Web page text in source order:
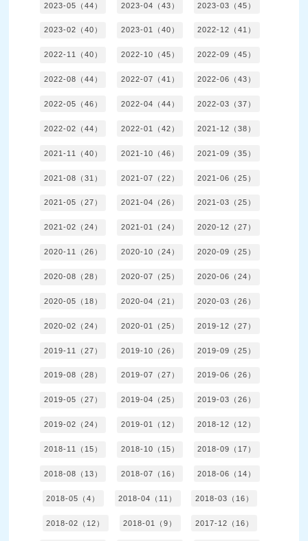
2023-05（44） 2023-04（43） 2023-03（45）
2023-02（40） 2023-01（40） 2022-12（41）
2022-11（40） 2022-10（45） 2022-09（45）
2022-08（44） 2022-07（41） 2022-06（43）
2022-05（46） 2022-04（44） 2022-03（37）
2022-02（44） 2022-01（42） 2021-12（38）
2021-11（40） 2021-10（46） 2021-09（35）
2021-08（31） 2021-07（22） 2021-06（25）
2021-05（27） 2021-04（26） 2021-03（25）
2021-02（24） 2021-01（24） 2020-12（27）
2020-11（26） 2020-10（24） 2020-09（25）
2020-08（28） 2020-07（25） 2020-06（24）
2020-05（18） 2020-04（21） 2020-03（26）
2020-02（24） 2020-01（25） 2019-12（27）
2019-11（27） 2019-10（26） 2019-09（25）
2019-08（28） 2019-07（27） 2019-06（26）
2019-05（27） 2019-04（25） 2019-03（26）
2019-02（24） 2019-01（12） 2018-12（12）
2018-11（15） 2018-10（15） 2018-09（17）
2018-08（13） 2018-07（16） 2018-06（14）
2018-05（4） 2018-04（11） 2018-03（16）
2018-02（12） 2018-01（9） 2017-12（16）